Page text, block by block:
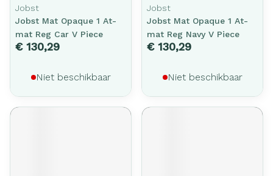
Jobst
Jobst Mat Opaque 1 At-
mat Reg Car V Piece
€ 130,29
Niet beschikbaar
Jobst
Jobst Mat Opaque 1 At-
mat Reg Navy V Piece
€ 130,29
Niet beschikbaar